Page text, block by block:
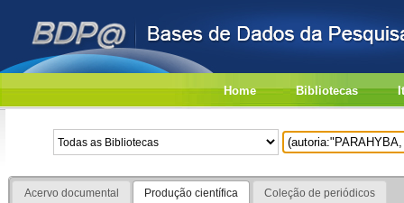
Home Bibliotecas
Acervo documental Produção científica Coleção de periódicos